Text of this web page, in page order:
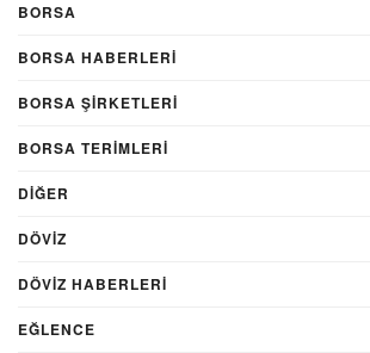
BORSA
BORSA HABERLERI
BORSA ŞIRKETLERI
BORSA TERIMLERI
DIĞER
DÖVİZ
DÖVIZ HABERLERI
EĞLENCE